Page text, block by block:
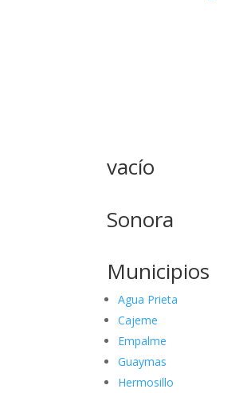
vacío
Sonora
Municipios
Agua Prieta
Cajeme
Empalme
Guaymas
Hermosillo